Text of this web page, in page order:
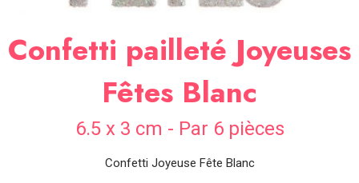
OCCASIONS
SPÉCIALES
Confetti pailleté Joyeuses
Fêtes Blanc
6.5 x 3 cm - Par 6 pièces
Confetti Joyeuse Fête Blanc